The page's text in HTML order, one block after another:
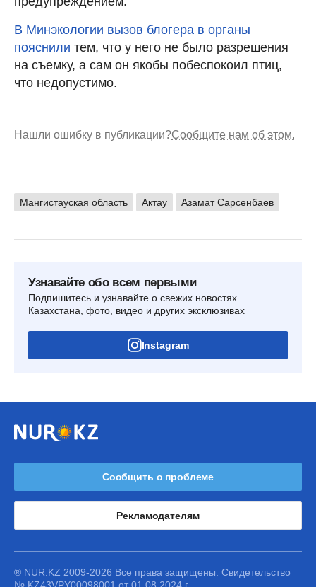
В Минэкологии вызов блогера в органы
пояснили тем, что у него не было разрешения
на съемку, а сам он якобы побеспокоил птиц,
что недопустимо.
Нашли ошибку в публикации?Сообщите нам об этом.
Мангистауская область Актау Азамат Сарсенбаев
Узнавайте обо всем первыми
Подпишитесь и узнавайте о свежих новостях
Казахстана, фото, видео и других эксклюзивах
Instagram
Сообщить о проблеме
Рекламодателям
® NUR.KZ 2009-2026 Все права защищены. Свидетельство
№ KZ43VPY00098001 от 01.08.2024 г.